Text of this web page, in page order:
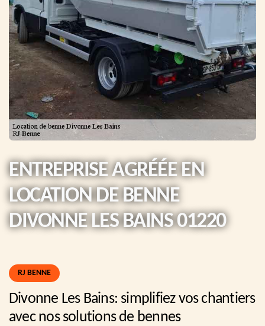
ENTREPRISE AGRÉÉE EN
LOCATION DE BENNE
DIVONNE LES BAINS 01220
RJ BENNE
Divonne Les Bains: simplifiez vos chantiers
avec nos solutions de bennes